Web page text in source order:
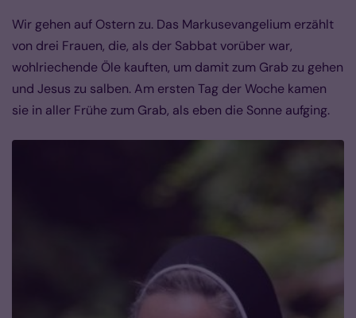
Wir gehen auf Ostern zu. Das Markusevangelium erzählt
von drei Frauen, die, als der Sabbat vorüber war,
wohlriechende Öle kauften, um damit zum Grab zu gehen
und Jesus zu salben. Am ersten Tag der Woche kamen
sie in aller Frühe zum Grab, als eben die Sonne aufging.